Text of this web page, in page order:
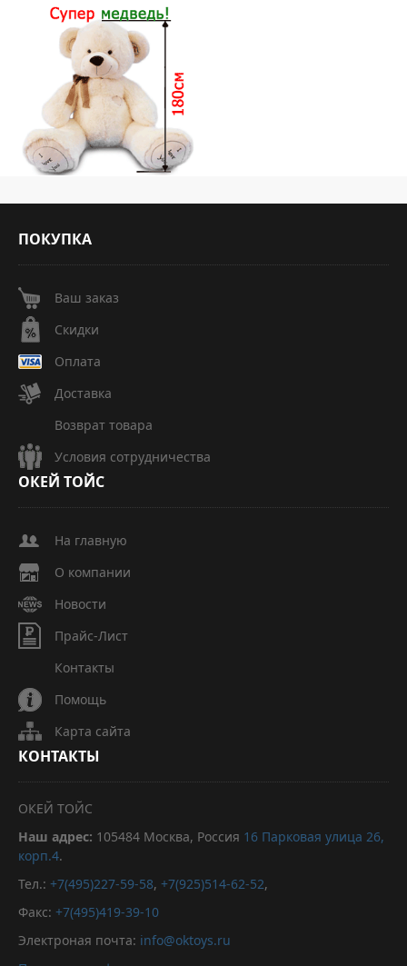
ПОКУПКА
Ваш заказ
Скидки
Оплата
Доставка
Возврат товара
Условия сотрудничества
ОКЕЙ ТОЙС
На главную
О компании
Новости
Прайс-Лист
Контакты
Помощь
Карта сайта
КОНТАКТЫ
ОКЕЙ ТОЙС
Наш адрес: 105484 Москва, Россия 16 Парковая улица 26,
корп.4.
Тел.: +7(495)227-59-58, +7(925)514-62-52,
Факс: +7(495)419-39-10
Электроная почта: info@oktoys.ru